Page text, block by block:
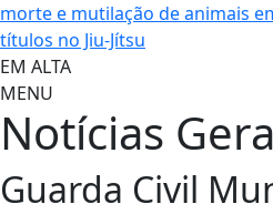
morte e mutilação de animais
títulos no Jiu-Jítsu
EM ALTA
MENU
Notícias
Guarda Civil